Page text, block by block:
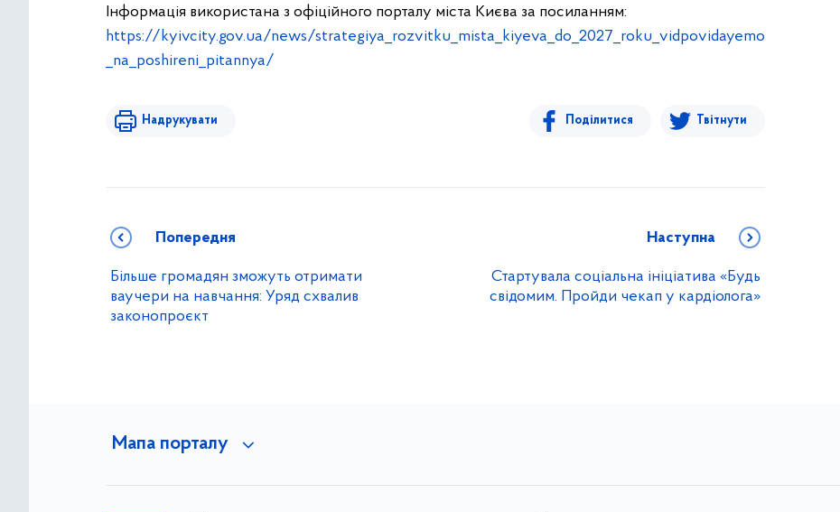
Інформація використана з офіційного порталу міста Києва за посиланням:
https://kyivcity.gov.ua/news/strategiya_rozvitku_mista_kiyeva_do_2027_roku_vidpovidayemo
_na_poshireni_pitannya/
Надрукувати Поділитися Твітнути
Попередня
Більше громадян зможуть отримати
ваучери на навчання: Уряд схвалив
законопроєкт
Наступна
Стартувала соціальна ініціатива «Будь
свідомим. Пройди чекап у кардіолога»
Мапа порталу